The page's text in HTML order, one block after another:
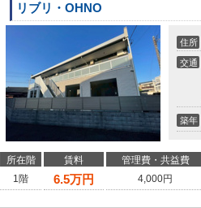
リブリ・OHNO
住所
交通
築年
所在階 賃料 管理費・共益費
1階
6.5万円 4,000円